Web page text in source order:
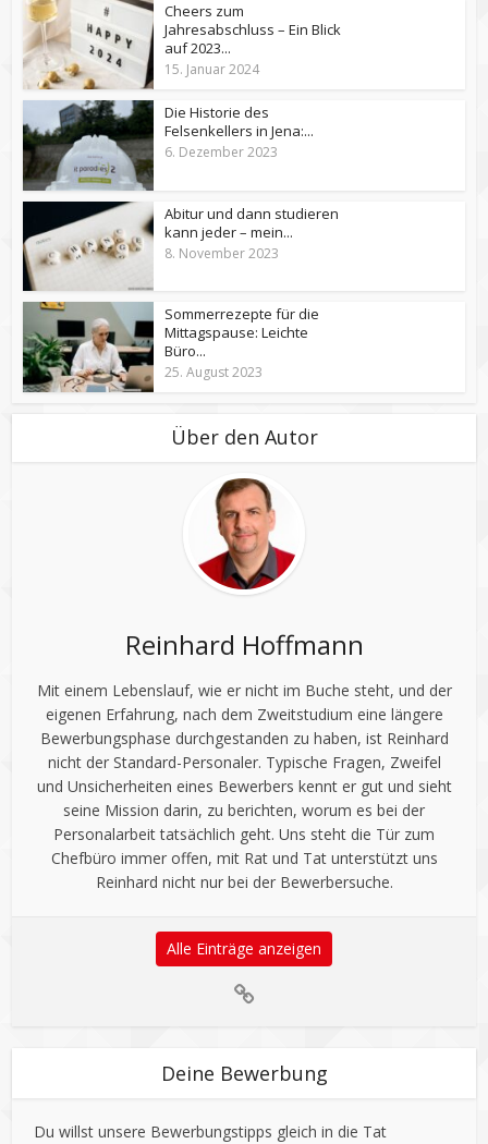
Cheers zum
Jahresabschluss – Ein Blick
auf 2023...
15. Januar 2024
Die Historie des
Felsenkellers in Jena:...
6. Dezember 2023
Abitur und dann studieren
kann jeder – mein...
8. November 2023
Sommerrezepte für die
Mittagspause: Leichte
Büro...
25. August 2023
Über den Autor
Reinhard Hoffmann
Mit einem Lebenslauf, wie er nicht im Buche steht, und der
eigenen Erfahrung, nach dem Zweitstudium eine längere
Bewerbungsphase durchgestanden zu haben, ist Reinhard
nicht der Standard-Personaler. Typische Fragen, Zweifel
und Unsicherheiten eines Bewerbers kennt er gut und sieht
seine Mission darin, zu berichten, worum es bei der
Personalarbeit tatsächlich geht. Uns steht die Tür zum
Chefbüro immer offen, mit Rat und Tat unterstützt uns
Reinhard nicht nur bei der Bewerbersuche.
Alle Einträge anzeigen
Deine Bewerbung
Du willst unsere Bewerbungstipps gleich in die Tat